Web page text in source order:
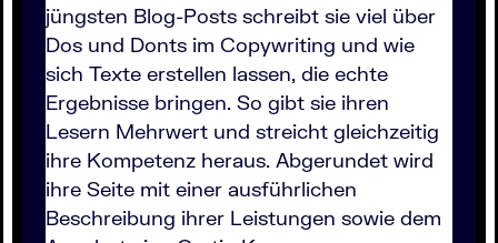
jüngsten Blog-Posts schreibt sie viel über
Dos und Donts im Copywriting und wie
sich Texte erstellen lassen, die echte
Ergebnisse bringen. So gibt sie ihren
Lesern Mehrwert und streicht gleichzeitig
ihre Kompetenz heraus. Abgerundet wird
ihre Seite mit einer ausführlichen
Beschreibung ihrer Leistungen sowie dem